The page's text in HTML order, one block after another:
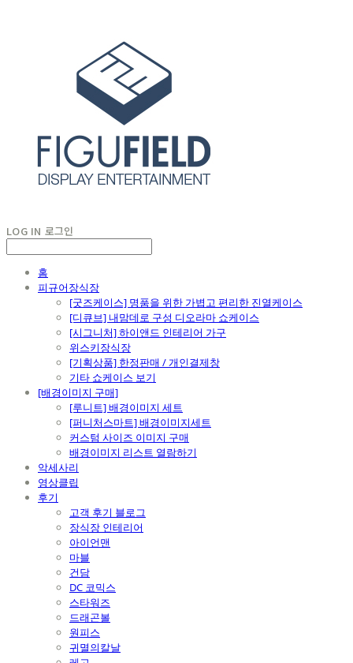
LOG IN 로그인
홈
피규어장식장
[굿즈케이스] 명품을 위한 가볍고 편리한 진열케이스
[디큐브] 내맘데로 구성 디오라마 쇼케이스
[시그니처] 하이앤드 인테리어 가구
위스키장식장
[기획상품] 한정판매 / 개인결제창
기타 쇼케이스 보기
[배경이미지 구매]
[루니트] 배경이미지 세트
[퍼니처스마트] 배경이미지세트
커스텀 사이즈 이미지 구매
배경이미지 리스트 열람하기
악세사리
영상클립
후기
고객 후기 블로그
장식장 인테리어
아이언맨
마블
건담
DC 코믹스
스타워즈
드래곤볼
원피스
귀멸의칼날